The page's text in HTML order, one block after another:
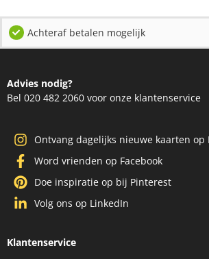
Achteraf betalen mogelijk
Advies nodig?
Bel 020 482 2060 voor onze klantenservice
Ontvang dagelijks nieuwe kaarten op
Word vrienden op Facebook
Doe inspiratie op bij Pinterest
Volg ons op LinkedIn
Klantenservice